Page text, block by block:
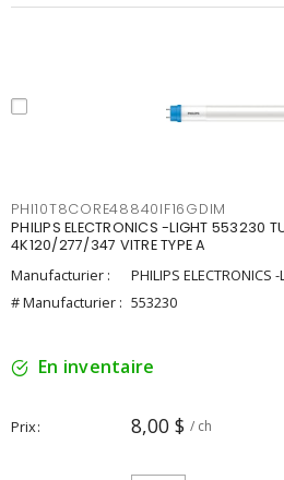
PHI10T8CORE48840IF16GDIM
PHILIPS ELECTRONICS -LIGHT 553230
4K120/277/347 VITRE TYPE A
Manufacturier :
PHILIPS ELECTRONICS
# Manufacturier : 553230
En inventaire
Prix 8,00 $ / ch